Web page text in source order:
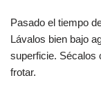
Pasado el tiempo
Lávalos bien bajo
superficie. Sécalos
frotar.